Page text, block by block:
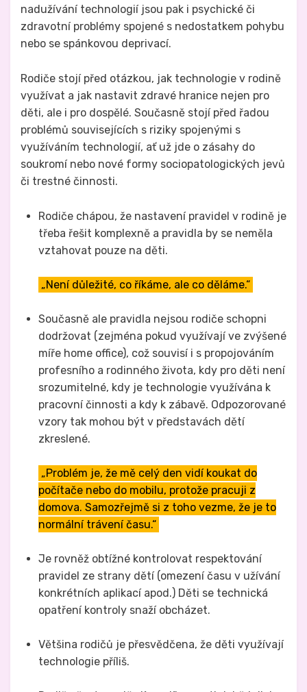
nadužívání technologií jsou pak i psychické či
zdravotní problémy spojené s nedostatkem pohybu
nebo se spánkovou deprivací.
Rodiče stojí před otázkou, jak technologie v rodině
využívat a jak nastavit zdravé hranice nejen pro
děti, ale i pro dospělé. Současně stojí před řadou
problémů souvisejících s riziky spojenými s
využíváním technologií, ať už jde o zásahy do
soukromí nebo nové formy sociopatologických jevů
či trestné činnosti.
Rodiče chápou, že nastavení pravidel v rodině je
třeba řešit komplexně a pravidla by se neměla
vztahovat pouze na děti.
„Není důležité, co říkáme, ale co děláme.“
Současně ale pravidla nejsou rodiče schopni
dodržovat (zejména pokud využívají ve zvýšené
míře home office), což souvisí i s propojováním
profesního a rodinného života, kdy pro děti není
srozumitelné, kdy je technologie využívána k
pracovní činnosti a kdy k zábavě. Odpozorované
vzory tak mohou být v představách dětí
zkreslené.
„Problém je, že mě celý den vidí koukat do
počítače nebo do mobilu, protože pracuji z
domova. Samozřejmě si z toho vezme, že je to
normální trávení času.“
Je rovněž obtížné kontrolovat respektování
pravidel ze strany dětí (omezení času v užívání
konkrétních aplikací apod.) Děti se technická
opatření kontroly snaží obcházet.
Většina rodičů je přesvědčena, že děti využívají
technologie příliš.